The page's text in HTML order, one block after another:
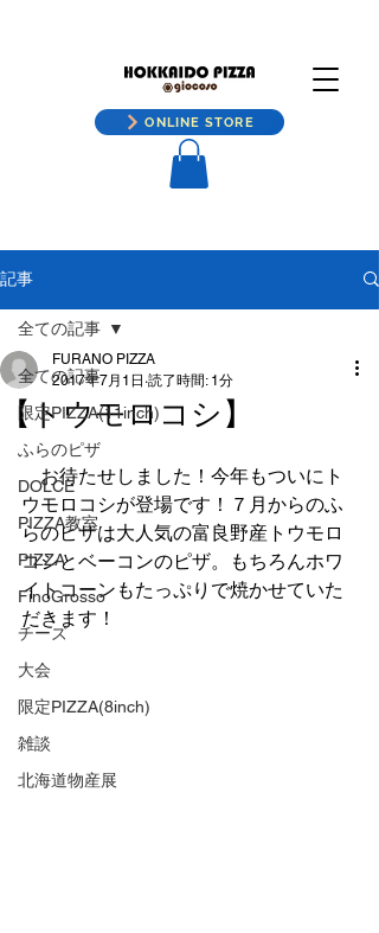
ONLINE STORE
記事
全ての記事
限定PIZZA(11inch)
ふらのピザ
DOLCE
PIZZA教室
PIZZA
FinoGrosso
チーズ
大会
限定PIZZA(8inch)
雑談
北海道物産展
全ての記事
【トウモロコシ】
FURANO PIZZA
2017年7月1日 読了時間: 1分
お待たせしました！今年もついにト
ウモロコシが登場です！７月からのふ
らのピザは大人気の富良野産トウモロ
コシとベーコンのピザ。もちろんホワ
イトコーンもたっぷりで焼かせていた
だきます！